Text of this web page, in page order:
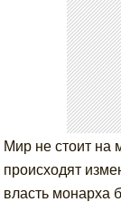
Мир не стоит на
происходят
власть монарха